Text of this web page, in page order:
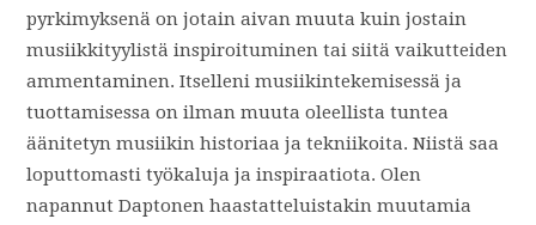
pyrkimyksenä on jotain aivan muuta kuin jostain
musiikkityylistä inspiroituminen tai siitä vaikutteiden
ammentaminen. Itselleni musiikintekemisessä ja
tuottamisessa on ilman muuta oleellista tuntea
äänitetyn musiikin historiaa ja tekniikoita. Niistä saa
loputtomasti työkaluja ja inspiraatiota. Olen
napannut Daptonen haastatteluistakin muutamia